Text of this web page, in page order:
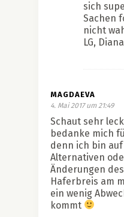
sich
Sachen
nicht
LG, Diana
MAGDAEVA
4. Mai 2017 um 21:49
Schaut sehr
bedanke mich
denn ich bin
Alternativen
Änderungen
Haferbreis am
ein wenig
kommt